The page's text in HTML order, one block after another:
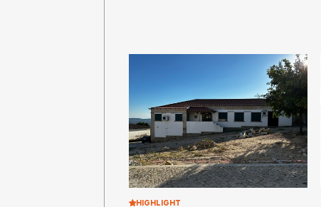
HIGHLIGHT